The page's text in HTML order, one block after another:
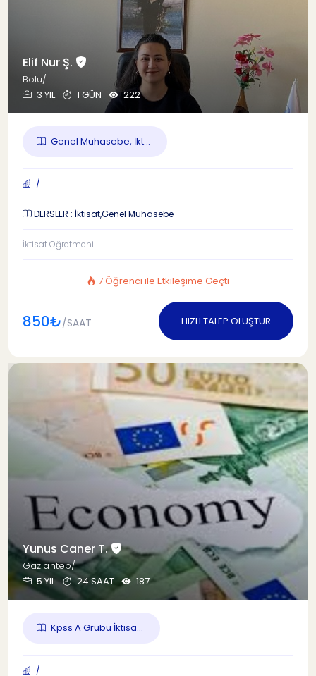
Elif Nur Ş.
Bolu/
3 YIL
1 GÜN 222
Genel Muhasebe, İkt...
/
DERSLER : İktisat,Genel Muhasebe
İktisat Öğretmeni
7 Öğrenci ile Etkileşime Geçti
850₺/SAAT HIZLI TALEP OLUŞTUR
Yunus Caner T.
Gaziantep/
5 YIL
24 SAAT 187
Kpss A Grubu İktisa...
/